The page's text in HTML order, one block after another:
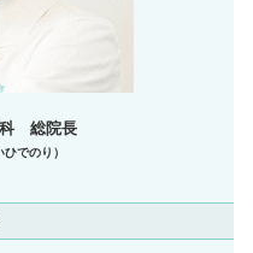
科 総院長
でのり）